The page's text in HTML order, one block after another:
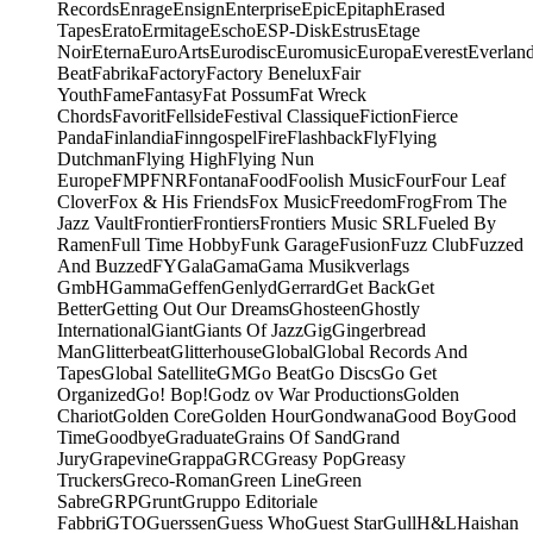
RecordsEnrageEnsignEnterpriseEpicEpitaphErased
TapesEratoErmitageEschoESP-DiskEstrusEtage
NoirEternaEuroArtsEurodiscEuromusicEuropaEverest
BeatFabrikaFactoryFactory BeneluxFair
YouthFameFantasyFat PossumFat Wreck
ChordsFavoritFellsideFestival ClassiqueFictionFierce
PandaFinlandiaFinngospelFireFlashbackFlyFlying
DutchmanFlying HighFlying Nun
EuropeFMPFNRFontanaFoodFoolish MusicFourFour Leaf
CloverFox & His FriendsFox MusicFreedomFrogFrom The
Jazz VaultFrontierFrontiersFrontiers Music SRLFueled By
RamenFull Time HobbyFunk GarageFusionFuzz ClubFuzzed
And BuzzedFYGalaGamaGama Musikverlags
GmbHGammaGeffenGenlydGerrardGet BackGet
BetterGetting Out Our DreamsGhosteenGhostly
InternationalGiantGiants Of JazzGigGingerbread
ManGlitterbeatGlitterhouseGlobalGlobal Records And
TapesGlobal SatelliteGMGo BeatGo DiscsGo Get
OrganizedGo! Bop!Godz ov War ProductionsGolden
ChariotGolden CoreGolden HourGondwanaGood BoyGood
TimeGoodbyeGraduateGrains Of SandGrand
JuryGrapevineGrappaGRCGreasy PopGreasy
TruckersGreco-RomanGreen LineGreen
SabreGRPGruntGruppo Editoriale
FabbriGTOGuerssenGuess WhoGuest StarGullH&LHaishan